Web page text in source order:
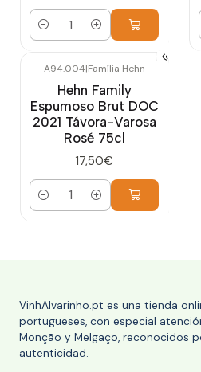
Cantidad
A94.004|Família Hehn
Hehn Family
Espumoso Brut DOC
2021 Távora-Varosa
Rosé 75cl
17,50€
Cantidad
VinhAlvarinho.pt es una tienda
portugueses, con especial
Monção y Melgaço, reconocidos
autenticidad.